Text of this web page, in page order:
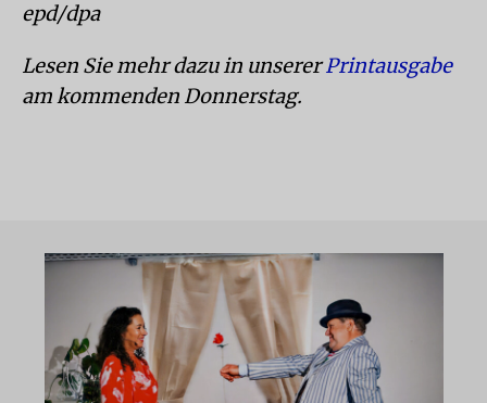
epd/dpa
Lesen Sie mehr dazu in unsererPrintausgabe
am kommenden Donnerstag.